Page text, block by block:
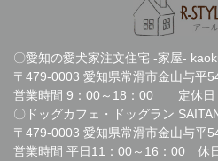
〇愛知の愛犬家注文住宅 -家屋-
〒479-0003 愛知県常滑市金山与平
営業時間 9：00～18：00 定休日
〇ドッグカフェ・ドッグラン
〒479-0003 愛知県常滑市金山与平
営業時間 平日11：00～16：00 休